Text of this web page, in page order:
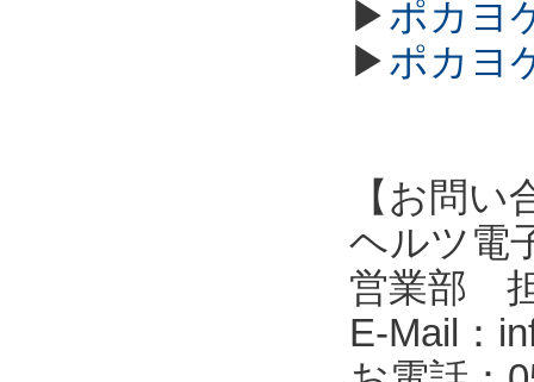
▶ポカヨ
▶ポカヨ
【お問い
ヘルツ電
営業部
E-Mail：